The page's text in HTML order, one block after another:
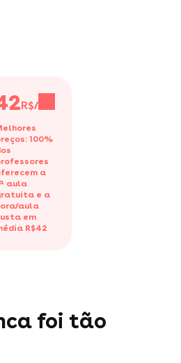
R$/h
100%
a
aula
e a
aula
em
R$42
foi tão